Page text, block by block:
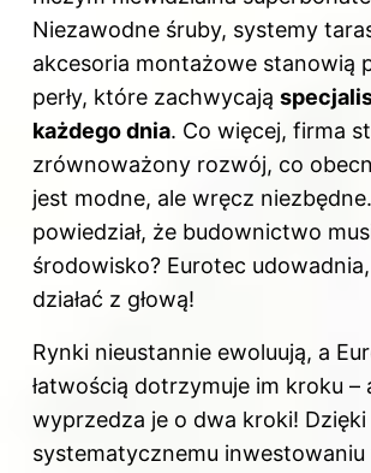
Niezawodne śruby, systemy
akcesoria montażowe stanowią
perły, które zachwycają
każdego dnia. Co więcej, firma
zrównoważony rozwój, co
jest modne, ale wręcz
powiedział, że budownictwo
środowisko? Eurotec
działać z głową!
Rynki nieustannie ewoluują, a
łatwością dotrzymuje im kroku –
wyprzedza je o dwa kroki! Dzięki
systematycznemu